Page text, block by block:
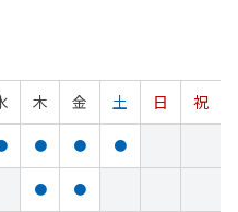
木 金 土 日
祝
● ● ●
● ●